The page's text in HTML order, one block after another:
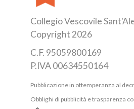
Collegio Vescovile
Copyright 2026
C.F. 95059800169
P.IVA 00634550164
Pubblicazione in ottemperanza al
Obblighi di pubblicità e trasparenza